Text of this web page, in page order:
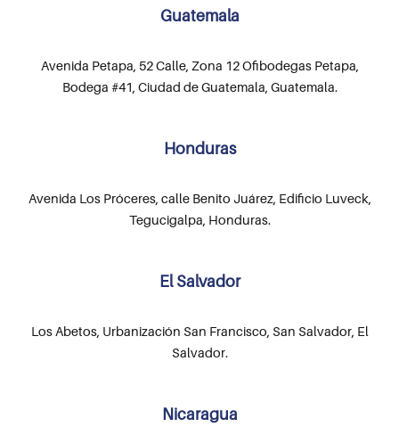
Guatemala
Avenida Petapa, 52 Calle, Zona 12 Ofibodegas Petapa,
Bodega #41, Ciudad de Guatemala, Guatemala.
Honduras
Avenida Los Próceres, calle Benito Juárez, Edificio Luveck,
Tegucigalpa, Honduras.
El Salvador
Los Abetos, Urbanización San Francisco, San Salvador, El
Salvador.
Nicaragua